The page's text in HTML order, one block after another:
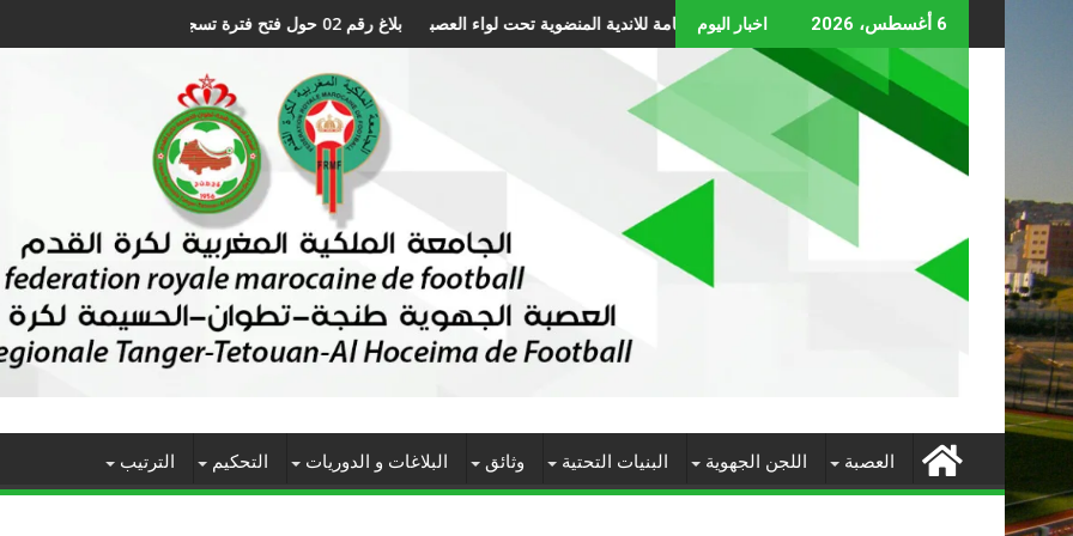
to
content
6 أغسطس، 2026 اخبار اليوم بلاغ رقم 02 حول فتح فترة تسجيل اللاعبين برسم الموسم الرياضي 2027/2026 بلاغ رقم 01 حول عقد الجموع العامة للاندية المنضوية تحت لواء العصبة
العصبة اللجن الجهوية البنيات التحتية وثائق البلاغات و الدوريات التحكيم الترتيب